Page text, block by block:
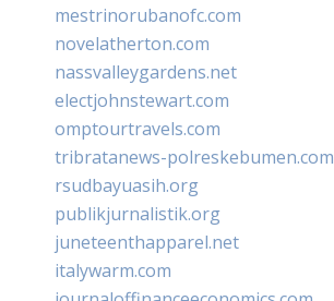
mestrinorubanofc.com
novelatherton.com
nassvalleygardens.net
electjohnstewart.com
omptourtravels.com
tribratanews-polreskebumen.com
rsudbayuasih.org
publikjurnalistik.org
juneteenthapparel.net
italywarm.com